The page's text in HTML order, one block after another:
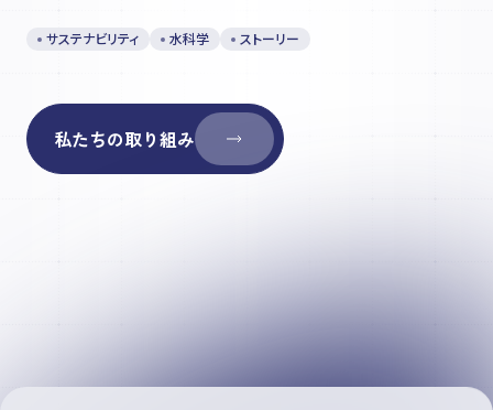
サステナビリティ 水科学 ストーリー
私たちの取り組み